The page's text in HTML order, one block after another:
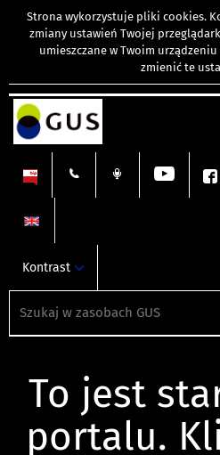
Strona wykorzystuje pliki cookies.
zmiany ustawień Twojej
umieszczane w Twoim
zmienić te
Kontrast
To jest
portalu.